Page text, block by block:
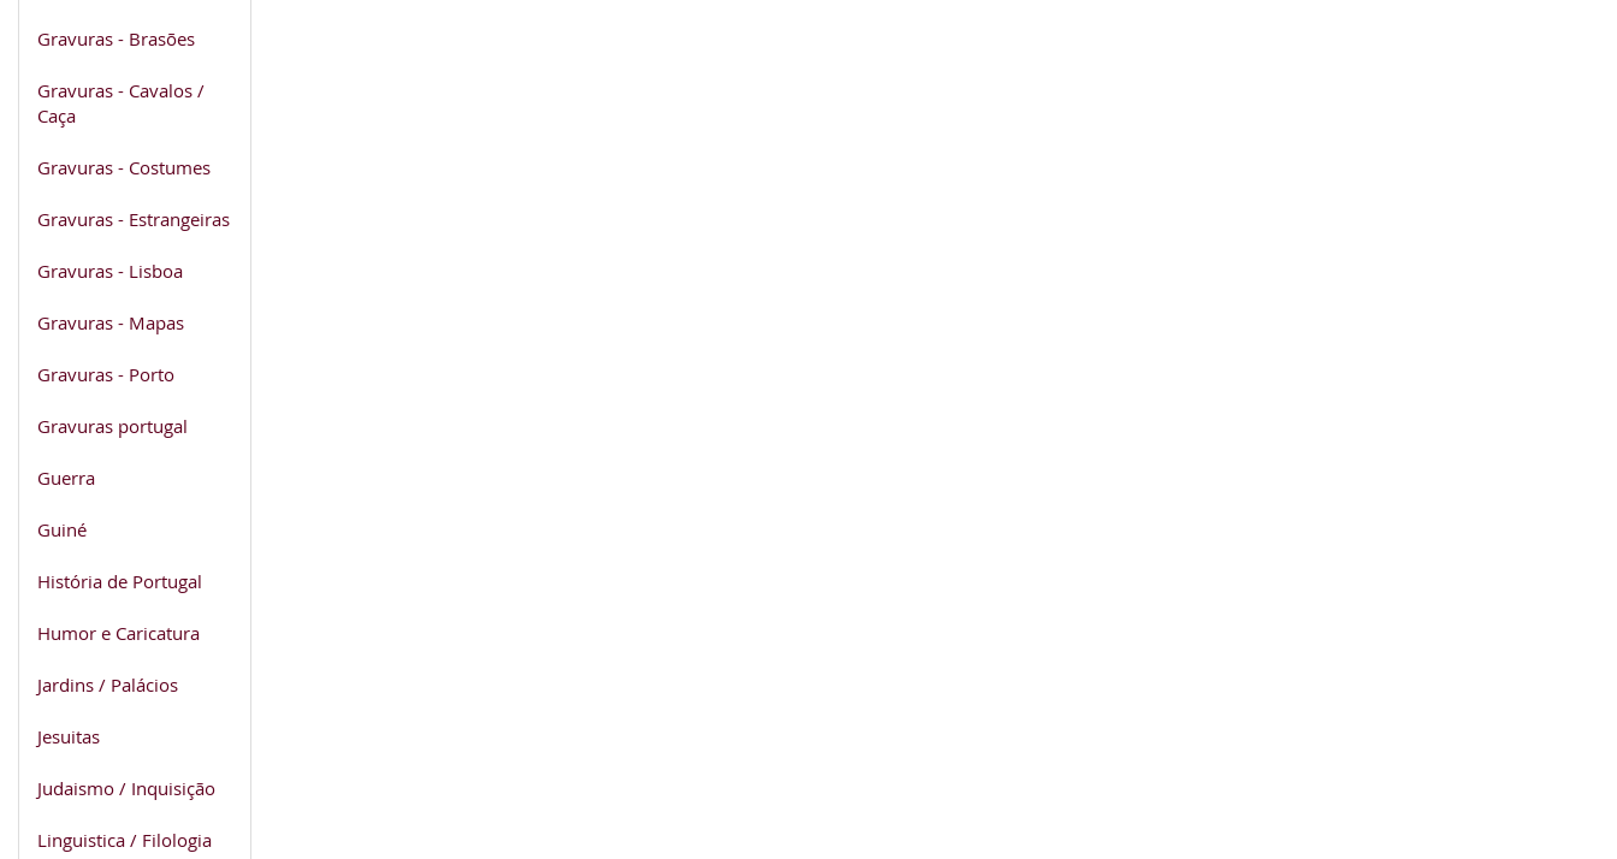
Gravuras - Brasões
Gravuras - Cavalos /
Caça
Gravuras - Costumes
Gravuras - Estrangeiras
Gravuras - Lisboa
Gravuras - Mapas
Gravuras - Porto
Gravuras portugal
Guerra
Guiné
História de Portugal
Humor e Caricatura
Jardins / Palácios
Jesuitas
Judaismo / Inquisição
Linguistica / Filologia